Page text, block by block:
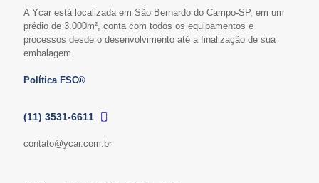
A Ycar está localizada em São Bernardo do Campo-SP, em um
prédio de 3.000m², conta com todos os equipamentos e
processos desde o desenvolvimento até a finalização de sua
embalagem.
Política FSC®
(11) 3531-6611
contato@ycar.com.br